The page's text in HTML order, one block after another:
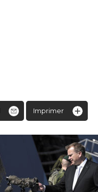
Imprimer